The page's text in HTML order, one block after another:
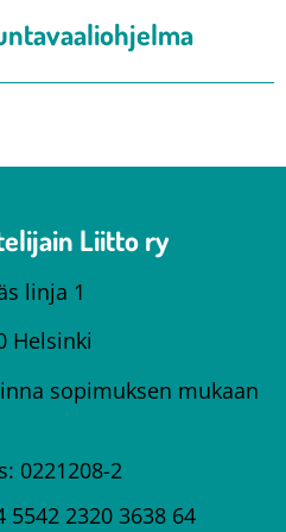
Liitto ry
linja 1
Helsinki
sopimuksen mukaan
0221208-2
2320 3638 64